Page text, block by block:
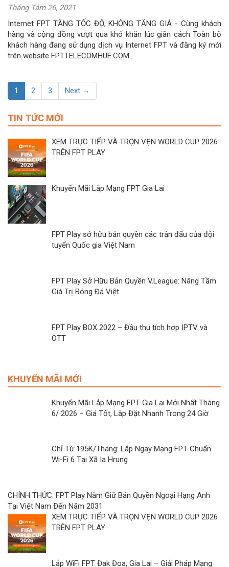
Tháng Tám 26, 2021
Internet FPT TĂNG TỐC ĐỘ, KHÔNG TĂNG GIÁ - Cùng khách
hàng và cộng đồng vượt qua khó khăn lúc giãn cách Toàn bộ
khách hàng đang sử dụng dịch vụ Internet FPT và đăng ký mới
trên website FPTTELECOMHUE.COM...
1 2 3 Next →
TIN TỨC MỚI
XEM TRỰC TIẾP VÀ TRỌN VẸN WORLD CUP 2026
TRÊN FPT PLAY
Khuyến Mãi Lắp Mạng FPT Gia Lai
FPT Play sở hữu bản quyền các trận đấu của đội
tuyển Quốc gia Việt Nam
FPT Play Sở Hữu Bản Quyền V.League: Nâng Tầm
Giá Trị Bóng Đá Việt
FPT Play BOX 2022 – Đầu thu tích hợp IPTV và
OTT
KHUYẾN MÃI MỚI
Khuyến Mãi Lắp Mạng FPT Gia Lai Mới Nhất Tháng
6/ 2026 – Giá Tốt, Lắp Đặt Nhanh Trong 24 Giờ
Chỉ Từ 195K/Tháng: Lắp Ngay Mạng FPT Chuẩn
Wi-Fi 6 Tại Xã Ia Hrung
CHÍNH THỨC: FPT Play Nắm Giữ Bản Quyền Ngoại Hạng Anh
Tại Việt Nam Đến Năm 2031
XEM TRỰC TIẾP VÀ TRỌN VẸN WORLD CUP 2026
TRÊN FPT PLAY
Lắp WiFi FPT Đak Đoa, Gia Lai – Giải Pháp Mạng